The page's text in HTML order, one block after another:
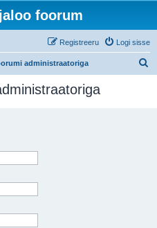
foorum
Logi sisse
Registreeru
administraatoriga